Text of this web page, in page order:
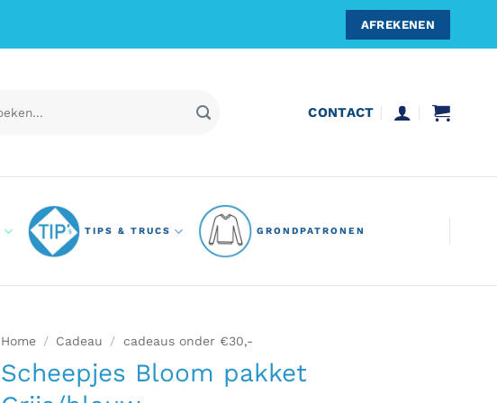
AFREKENEN
CONTACT
TIPS & TRUCS GRONDPATRONEN
Home / Cadeau / cadeaus onder €30,-
Scheepjes Bloom pakket